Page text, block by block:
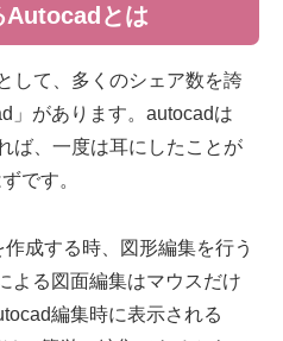
Autocadとは
して、多くのシェア数を誇
」があります。autocadは
ば、一度は耳にしたことが
です。
成する時、図形編集を行う
よる図面編集はマウスだけ
編集時に表示される